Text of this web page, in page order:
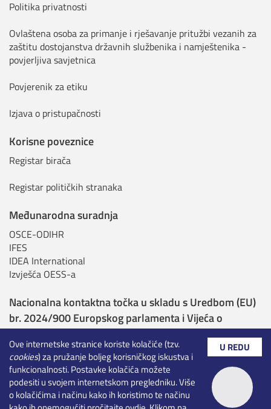
Ove internetske stranice koriste kolačiće (tzv.
cookies) za pružanje boljeg korisničkog iskustva i
funkcionalnosti. Postavke kolačića možete
podesiti u svojem internetskom pregledniku. Više
o kolačićima i načinu kako ih koristimo te načinu
U REDU
Politika privatnosti
Ovlaštena osoba za primanje i rješavanje pritužbi vezanih za
zaštitu dostojanstva državnih službenika i namještenika -
povjerljiva savjetnica
Povjerenik za etiku
Izjava o pristupačnosti
Korisne poveznice
Registar birača
Registar političkih stranaka
Međunarodna suradnja
OSCE-ODIHR
IFES
IDEA International
Izvješća OESS-a
Nacionalna kontaktna točka u skladu s Uredbom (EU)
br. 2024/900 Europskog parlamenta i Vijeća o
transparentnosti i ciljanju u političkom oglašavanju
Nadležna tijela sukladno Uredbi o umjetnoj
inteligenciji
Rezultati izbora - otvoreni podaci